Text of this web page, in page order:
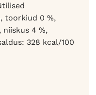
toorkiud 0 %,
4 %,
328 kcal/100